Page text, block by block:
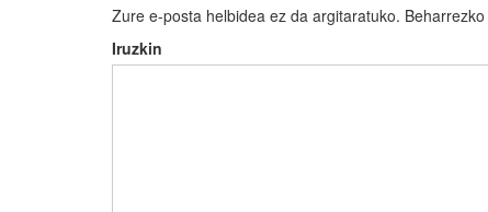
Zure e-posta helbidea ez da argitaratuko.
Iruzkin